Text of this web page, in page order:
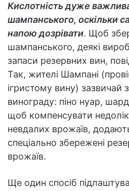
Кислотність дуже
шампанського, оскільки
напою дозрівати. Щоб
шампанського, деякі
запаси резервних вин,
Так, жителі Шампані
ігристому вину) зазвичай
винограду: піно нуар,
щоб компенсувати
невдалих врожаїв,
спеціально збережені
врожаїв.
Ще один спосіб